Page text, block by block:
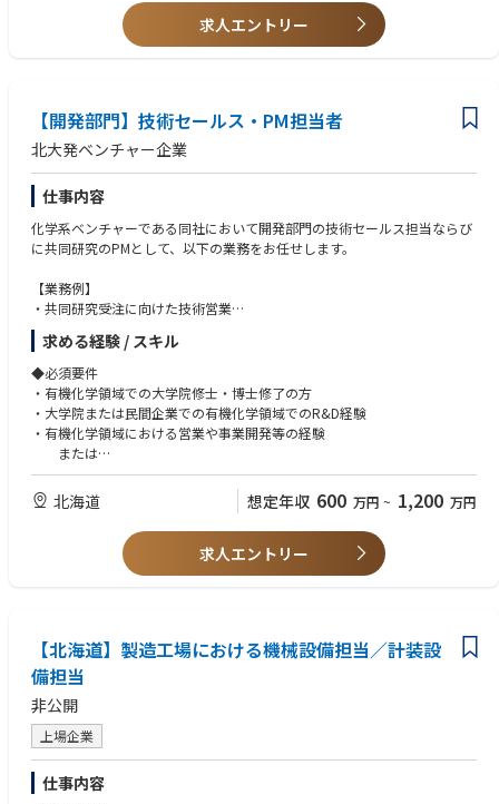
求人エントリー
【開発部門】技術セールス・PM担当者
北大発ベンチャー企業
仕事内容
化学系ベンチャーである同社において開発部門の技術セールス担当ならび
に共同研究のPMとして、以下の業務をお任せします。
【業務例】
・共同研究受注に向けた技術営業
ー先方ニーズにヒアリング
ー同社技術の説明
ー具体的な共同研究方法の提案
ーライセンス関連の検討、提案、合意
・共同研究におけるPM
ークライアントとの定期的な連携
ー定期MTGの企画運営進行
・その他、同社のR&D、営業に関わる各種庶務、社内調整など
求める経験 / スキル
◆必須要件
・有機化学領域での大学院修士・博士修了の方
・大学院または民間企業での有機化学領域でのR&D経験
・有機化学領域における営業や事業開発等の経験
または
・複数機関が関わる共同研究の立ち上げ調整経験
（特に契約における知財の取り扱いや権利関係の整理ができる方）
・複数の製品領域における有機化学の研究経験がある方
・知財業務経験がある方
北海道 想定年収 600 万円 ~ 1,200 万円
求人エントリー
【北海道】製造工場における機械設備担当／計装設
備担当
非公開
上場企業
仕事内容